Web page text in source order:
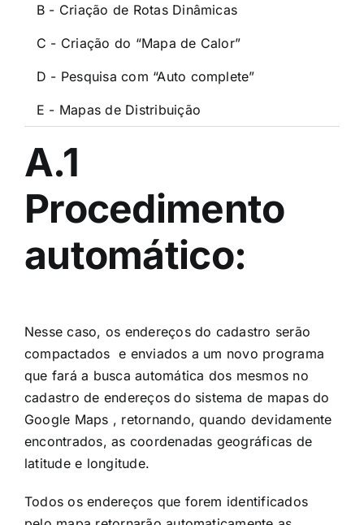
B - Criação de Rotas Dinâmicas
C - Criação do “Mapa de Calor”
D - Pesquisa com “Auto complete”
E - Mapas de Distribuição
A.1
Procedimento
automático:
Nesse caso, os endereços do cadastro serão
compactados e enviados a um novo programa
que fará a busca automática dos mesmos no
cadastro de endereços do sistema de mapas do
Google Maps , retornando, quando devidamente
encontrados, as coordenadas geográficas de
latitude e longitude.
Todos os endereços que forem identificados